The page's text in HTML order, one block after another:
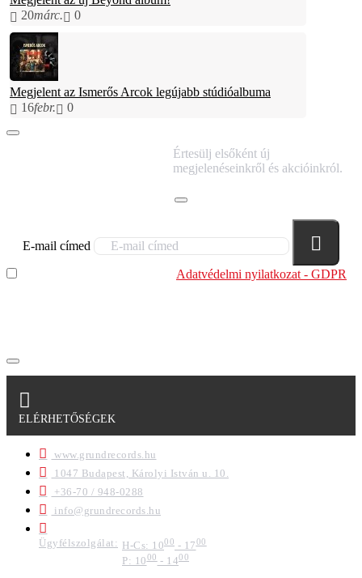
20márc. 0
Megjelent az Ismerős Arcok legújabb stúdióalbuma
16febr. 0
Értesülj elsőként új
megjelenéseinkről és akcióinkról.
E-mail címed
Adatvédelmi nyilatkozat - GDPR
ELÉRHETŐSÉGEK
www.grundrecords.hu
1047 Budapest, Károlyi István u. 10.
+36-70 / 948-0288
info@grundrecords.hu
Ügyfélszolgálat: H-Cs: 1000 - 1700
P: 1000- 1400